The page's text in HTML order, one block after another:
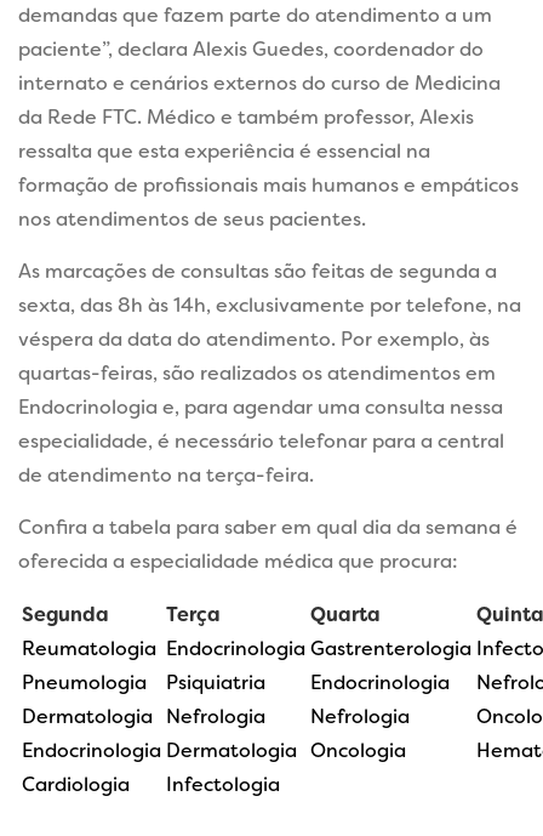
demandas que fazem parte do atendimento a um
paciente”, declara Alexis Guedes, coordenador do
internato e cenários externos do curso de Medicina
da Rede FTC. Médico e também professor, Alexis
ressalta que esta experiência é essencial na
formação de profissionais mais humanos e empáticos
nos atendimentos de seus pacientes.
As marcações de consultas são feitas de segunda a
sexta, das 8h às 14h, exclusivamente por telefone, na
véspera da data do atendimento. Por exemplo, às
quartas-feiras, são realizados os atendimentos em
Endocrinologia e, para agendar uma consulta nessa
especialidade, é necessário telefonar para a central
de atendimento na terça-feira.
Confira a tabela para saber em qual dia da semana é
oferecida a especialidade médica que procura:
Segunda Terça Quarta
Quinta
Reumatologia Endocrinologia Gastrenterologia
Pneumologia
Psiquiatria Endocrinologia
Dermatologia
Nefrologia Nefrologia
Endocrinologia Dermatologia Oncologia
Cardiologia
Infectologia